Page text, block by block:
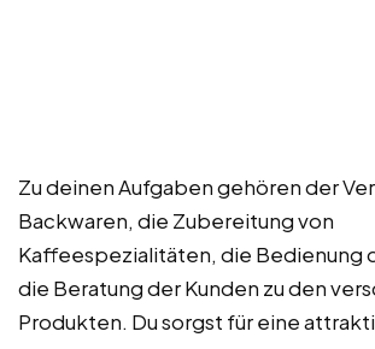
Zu deinen Aufgaben gehören der
Backwaren, die Zubereitung von
Kaffeespezialitäten, die Bedienung
die Beratung der Kunden zu den
Produkten. Du sorgst für eine